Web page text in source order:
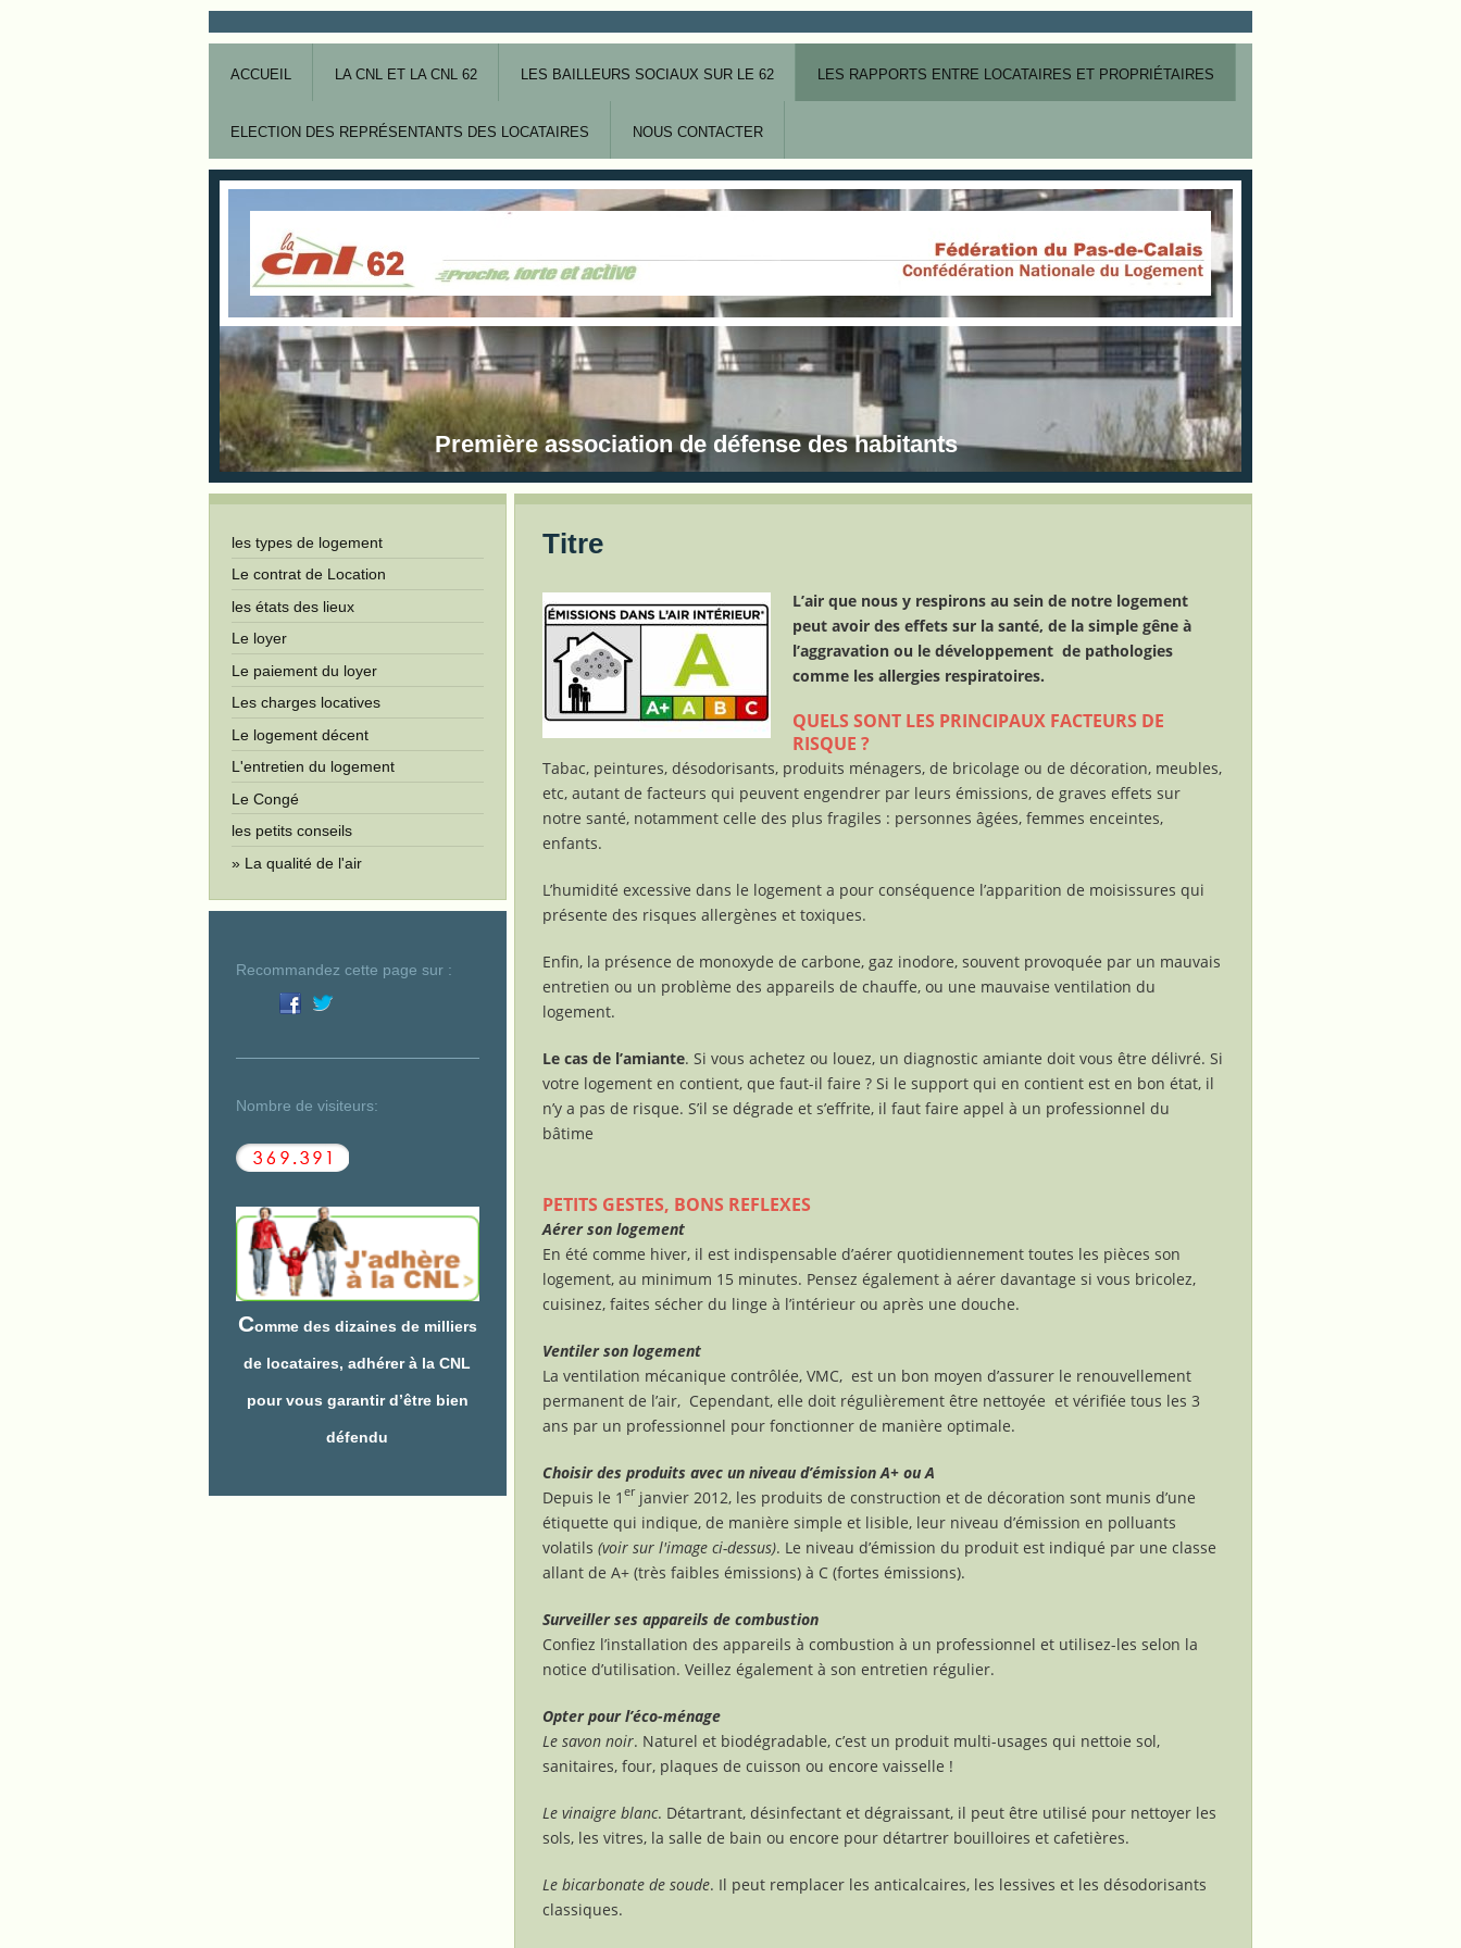
ACCUEIL LA CNL ET LA CNL 62 LES BAILLEURS SOCIAUX SUR LE 62 LES RAPPORTS ENTRE LOCATAIRES ET PROPRIÉTAIRES
ELECTION DES REPRÉSENTANTS DES LOCATAIRES NOUS CONTACTER
Première association de défense des habitants
Titre
L’air que nous y respirons au sein de notre logement
peut avoir des effets sur la santé, de la simple gêne à
l’aggravation ou le développement de pathologies
comme les allergies respiratoires.
QUELS SONT LES PRINCIPAUX FACTEURS DE
RISQUE ?
Tabac, peintures, désodorisants, produits ménagers, de bricolage ou de décoration, meubles,
etc, autant de facteurs qui peuvent engendrer par leurs émissions, de graves effets sur
notre santé, notamment celle des plus fragiles : personnes âgées, femmes enceintes,
enfants.
L’humidité excessive dans le logement a pour conséquence l’apparition de moisissures qui
présente des risques allergènes et toxiques.
Enfin, la présence de monoxyde de carbone, gaz inodore, souvent provoquée par un mauvais
entretien ou un problème des appareils de chauffe, ou une mauvaise ventilation du
logement.
Le cas de l’amiante. Si vous achetez ou louez, un diagnostic amiante doit vous être délivré. Si
votre logement en contient, que faut-il faire ? Si le support qui en contient est en bon état, il
n’y a pas de risque. S’il se dégrade et s’effrite, il faut faire appel à un professionnel du
bâtime
PETITS GESTES, BONS REFLEXES
Aérer son logement
En été comme hiver, il est indispensable d’aérer quotidiennement toutes les pièces son
logement, au minimum 15 minutes. Pensez également à aérer davantage si vous bricolez,
cuisinez, faites sécher du linge à l’intérieur ou après une douche.
Ventiler son logement
La ventilation mécanique contrôlée, VMC, est un bon moyen d’assurer le renouvellement
permanent de l’air, Cependant, elle doit régulièrement être nettoyée et vérifiée tous les 3
ans par un professionnel pour fonctionner de manière optimale.
Choisir des produits avec un niveau d’émission A+ ou A
Depuis le 1erjanvier 2012, les produits de construction et de décoration sont munis d’une
étiquette qui indique, de manière simple et lisible, leur niveau d’émission en polluants
volatils(voir sur l'image ci-dessus). Le niveau d’émission du produit est indiqué par une classe
allant de A+ (très faibles émissions) à C (fortes émissions).
Surveiller ses appareils de combustion
Confiez l’installation des appareils à combustion à un professionnel et utilisez-les selon la
notice d’utilisation. Veillez également à son entretien régulier.
Opter pour l’éco-ménage
Le savon noir. Naturel et biodégradable, c’est un produit multi-usages qui nettoie sol,
sanitaires, four, plaques de cuisson ou encore vaisselle !
Le vinaigre blanc. Détartrant, désinfectant et dégraissant, il peut être utilisé pour nettoyer les
sols, les vitres, la salle de bain ou encore pour détartrer bouilloires et cafetières.
Le bicarbonate de soude. Il peut remplacer les anticalcaires, les lessives et les désodorisants
classiques.
les types de logement
Le contrat de Location
les états des lieux
Le loyer
Le paiement du loyer
Les charges locatives
Le logement décent
L'entretien du logement
Le Congé
les petits conseils
La qualité de l'air
Recommandez cette page sur :
Nombre de visiteurs:
Comme des dizaines de milliers
de locataires, adhérer à la CNL
pour vous garantir d’être bien
défendu